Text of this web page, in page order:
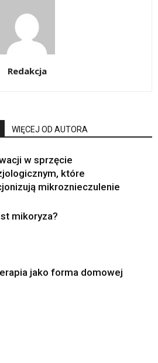
Redakcja
WIĘCEJ OD AUTORA
w sprzęcie
które
mikroznieczulenie
mikoryza?
jako forma domowej